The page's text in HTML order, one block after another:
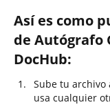
Así es como
de Autógrafo
DocHub:
Sube tu archivo
usa cualquier